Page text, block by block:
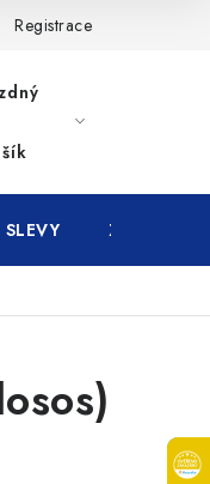
Registrace
SLEVY ZNAČKY